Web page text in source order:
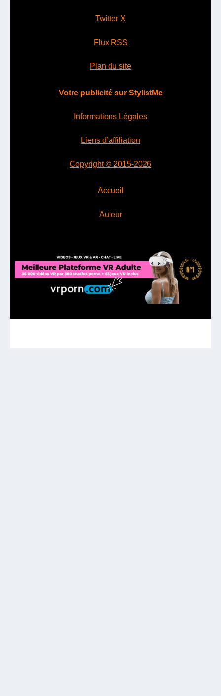
Twitter X
Flux RSS
Plan du site
Votre publicité sur StylistMe
Informations Légales
Liens d’affiliation
Copyright © 2015-2026
Accueil
Auteur